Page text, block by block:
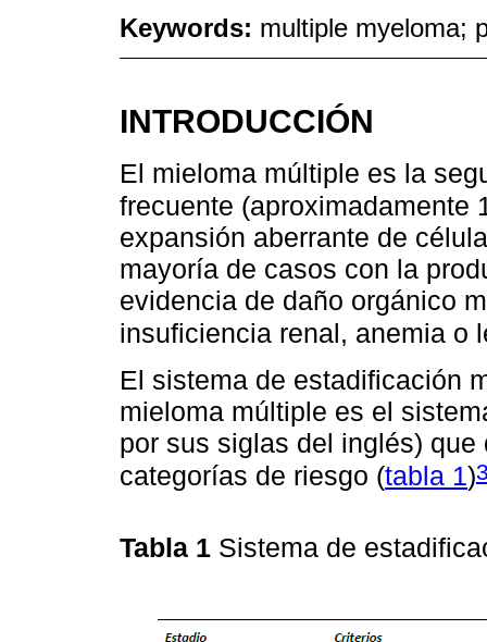
Keywords: multiple myeloma;
INTRODUCCIÓN
El mieloma múltiple es la
frecuente (aproximadamente
expansión aberrante de
mayoría de casos con la
evidencia de daño orgánico
insuficiencia renal, anemia o
El sistema de estadificación
mieloma múltiple es el
por sus siglas del inglés)
categorías de riesgo (tabla 1)
Tabla 1 Sistema de